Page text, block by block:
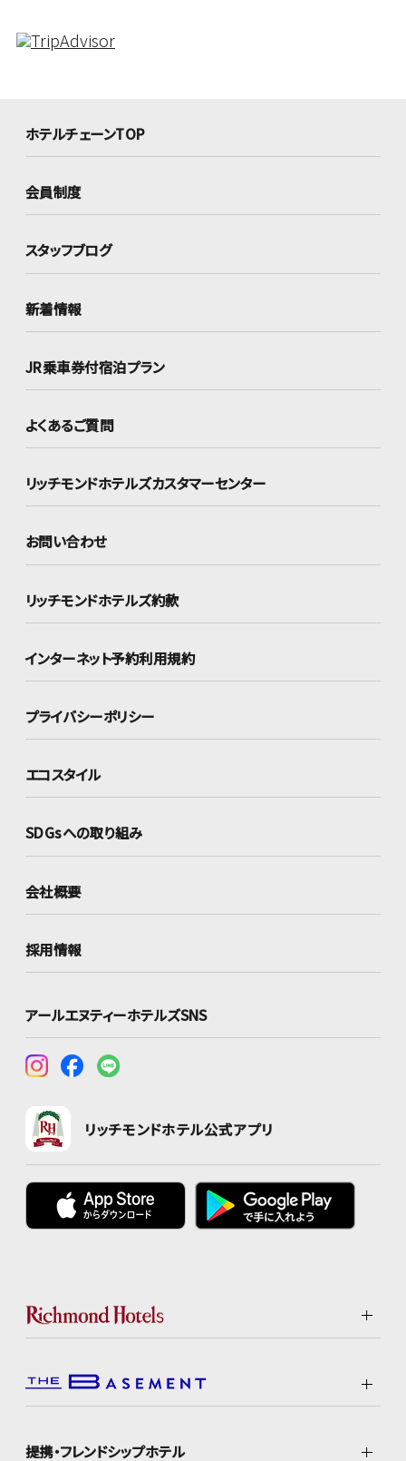
ホテルチェーンTOP
会員制度
スタッフブログ
新着情報
JR乗車券付宿泊プラン
よくあるご質問
リッチモンドホテルズカスタマーセンター
お問い合わせ
リッチモンドホテルズ約款
インターネット予約利用規約
プライバシーポリシー
エコスタイル
SDGsへの取り組み
会社概要
採用情報
アールエヌティーホテルズSNS
リッチモンドホテル公式アプリ
提携・フレンドシップホテル